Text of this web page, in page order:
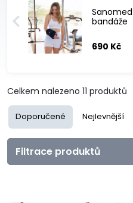
bandáže
690 Kč
Celkem nalezeno 11 produktů
Doporučené Nejlevnější
Filtrace produktů